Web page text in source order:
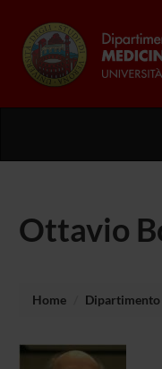
Ottavio
Home Dipartimento